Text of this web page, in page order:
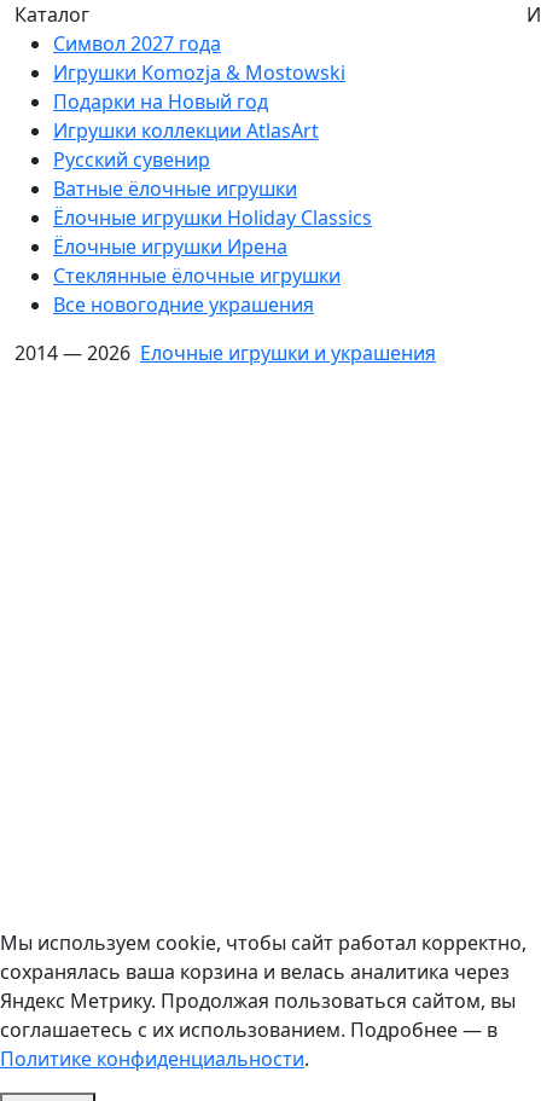
Каталог
Символ 2027 года
Игрушки Komozja & Mostowski
Подарки на Новый год
Игрушки коллекции AtlasArt
Русский сувенир
Ватные ёлочные игрушки
Ёлочные игрушки Holiday Classics
Ëлочные игрушки Ирена
Стеклянные ёлочные игрушки
Все новогодние украшения
2014 — 2026 Елочные игрушки и украшения
Мы используем cookie, чтобы сайт работал корректно,
сохранялась ваша корзина и велась аналитика через
Яндекс Метрику. Продолжая пользоваться сайтом, вы
соглашаетесь с их использованием. Подробнее — в
Политике конфиденциальности.